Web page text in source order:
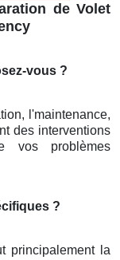
de Volet
vous ?
l'maintenance,
des interventions
vos problèmes
?
principalement la